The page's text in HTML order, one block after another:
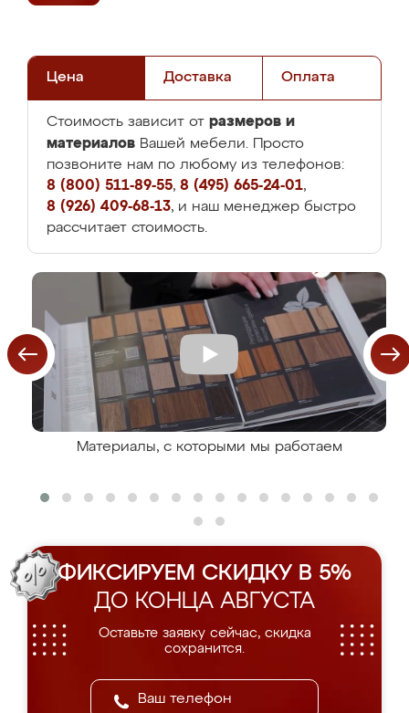
Цена Доставка Оплата
Стоимость зависит от размеров и
материалов Вашей мебели. Просто
позвоните нам по любому из телефонов:
8 (800) 511-89-55, 8 (495) 665-24-01,
8 (926) 409-68-13, и наш менеджер быстро
рассчитает стоимость.
Материалы, с которыми мы работаем
ФИКСИРУЕМ СКИДКУ В 5%
ДО КОНЦА АВГУСТА
Оставьте заявку сейчас, скидка
сохранится.